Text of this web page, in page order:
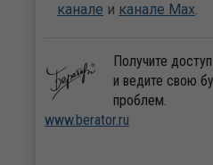
канале и канале Max.
Получите
и ведите свою
проблем.
www.berator.ru